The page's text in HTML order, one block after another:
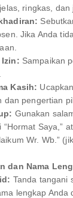
ringkas, dan
Jika Anda
Izin: Sampaikan
Kasih:
dan pengertian
Gunakan
Saya,”
Wr. Wb.”
dan Nama
Tanda tangani
lengkap Anda